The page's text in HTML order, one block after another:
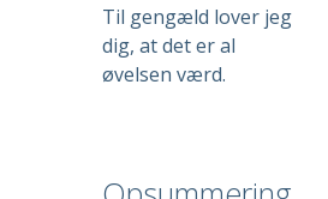
Til gengæld lover jeg
dig, at det er al
øvelsen værd.